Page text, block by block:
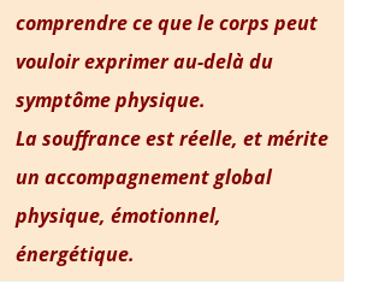
comprendre ce que le corps peut
vouloir exprimer au-delà du
symptôme physique.
La souffrance est réelle, et mérite
un accompagnement global
physique, émotionnel,
énergétique.